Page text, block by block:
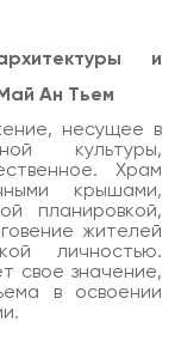
и
Ан Тьем
несущее в
культуры,
Храм
крышами,
планировкой,
жителей
личностью.
свое значение,
в освоении